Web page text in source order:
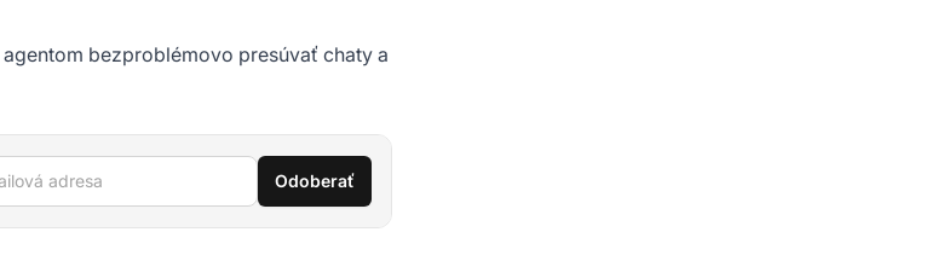
bezproblémovo presúvať chaty a
adresa Odoberať